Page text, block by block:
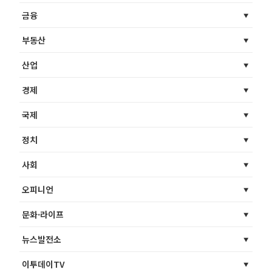
금융
부동산
산업
경제
국제
정치
사회
오피니언
문화·라이프
뉴스발전소
이투데이TV